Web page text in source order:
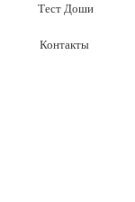
Тест Доши
Контакты